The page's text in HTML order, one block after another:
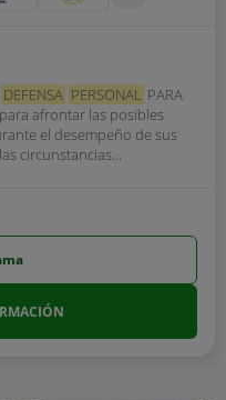
DEFENSA PERSONAL PARA
afrontar las posibles
el desempeño de sus
circunstancias...